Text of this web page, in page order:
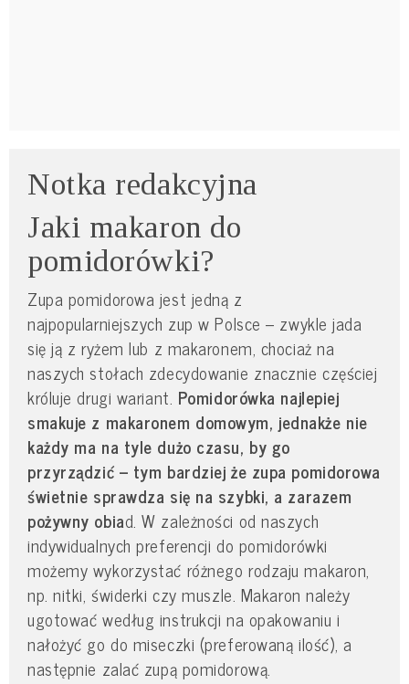
Notka redakcyjna
Jaki makaron do
pomidorówki?
Zupa pomidorowa jest jedną z
najpopularniejszych zup w Polsce – zwykle jada
się ją z ryżem lub z makaronem, chociaż na
naszych stołach zdecydowanie znacznie częściej
króluje drugi wariant. Pomidorówka najlepiej
smakuje z makaronem domowym, jednakże nie
każdy ma na tyle dużo czasu, by go
przyrządzić – tym bardziej że zupa pomidorowa
świetnie sprawdza się na szybki, a zarazem
pożywny obiad. W zależności od naszych
indywidualnych preferencji do pomidorówki
możemy wykorzystać różnego rodzaju makaron,
np. nitki, świderki czy muszle. Makaron należy
ugotować według instrukcji na opakowaniu i
nałożyć go do miseczki (preferowaną ilość), a
następnie zalać zupą pomidorową.